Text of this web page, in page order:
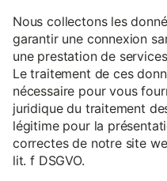
Nous collectons les
garantir une connexion
une prestation de
Le traitement de ces
nécessaire pour vous
juridique du traitement
légitime pour la
correctes de notre site
lit. f DSGVO.